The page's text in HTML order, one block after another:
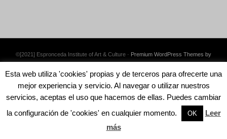
©[2021] Espronceda Institute of Art & Culture · Premium WordPress Themes by
Esta web utiliza 'cookies' propias y de terceros para ofrecerte una
mejor experiencia y servicio. Al navegar o utilizar nuestros
servicios, aceptas el uso que hacemos de ellas. Puedes cambiar
la configuración de 'cookies' en cualquier momento.
OK
Leer
más
English